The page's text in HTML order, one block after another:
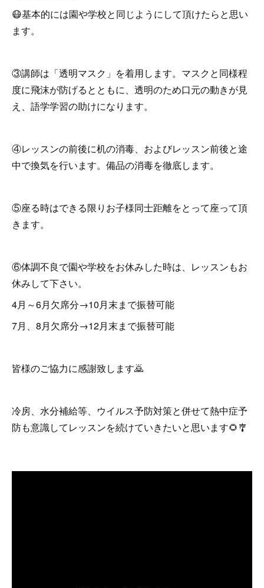
😷基本的には園や学校と同じようにして頂けたらと思い
ます。
③講師は「透明マスク」を着用します。マスクと同様程
度に飛沫が防げるとともに、透明のため口元の動きが見
え、語学学習の助けになります。
④レッスンの前後に机の消毒、およびレッスン前後と途
中で換気を行います。備品の消毒を徹底します。
⑤座る時はできる限りお子様同士距離をとって座って頂
きます。
⑥体調不良で園や学校をお休みした時は、レッスンもお
休みして下さい。
4月～6月欠席分→10月末まで振替可能
7月、8月欠席分→12月末まで振替可能
皆様のご協力に感謝致します🙇
冷房、水分補給等、ウイルス予防対策と併せて熱中症予
防も意識してレッスンを続けていきたいと思います🌻🎐